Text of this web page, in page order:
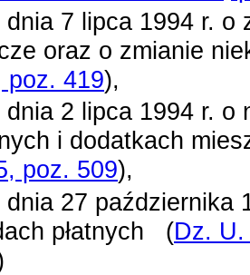
7 lipca 1994 r. o
oraz o zmianie
poz. 419),
2 lipca 1994 r. o
i dodatkach
poz. 509),
27 października
płatnych
(Dz.